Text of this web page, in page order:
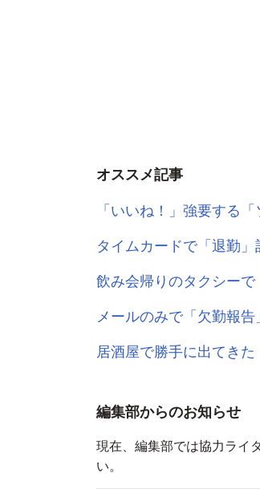
オススメ記事
「いいね！」強要する
タイムカードで「退勤
飲み会帰りのタクシー
メールのみで「欠勤報
居酒屋で勝手に出てき
編集部からのお知らせ
現在、編集部では協力ライ
い。